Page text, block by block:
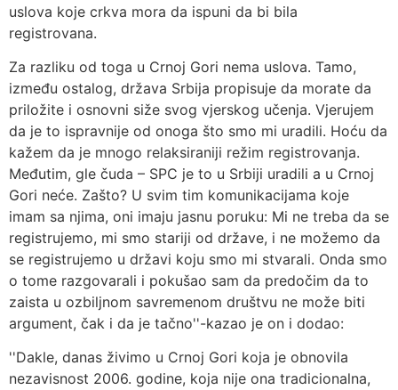
uslova koje crkva mora da ispuni da bi bila
registrovana.
Za razliku od toga u Crnoj Gori nema uslova. Tamo,
između ostalog, država Srbija propisuje da morate da
priložite i osnovni siže svog vjerskog učenja. Vjerujem
da je to ispravnije od onoga što smo mi uradili. Hoću da
kažem da je mnogo relaksiraniji režim registrovanja.
Međutim, gle čuda – SPC je to u Srbiji uradili a u Crnoj
Gori neće. Zašto? U svim tim komunikacijama koje
imam sa njima, oni imaju jasnu poruku: Mi ne treba da se
registrujemo, mi smo stariji od države, i ne možemo da
se registrujemo u državi koju smo mi stvarali. Onda smo
o tome razgovarali i pokušao sam da predočim da to
zaista u ozbiljnom savremenom društvu ne može biti
argument, čak i da je tačno''-kazao je on i dodao:
''Dakle, danas živimo u Crnoj Gori koja je obnovila
nezavisnost 2006. godine, koja nije ona tradicionalna,